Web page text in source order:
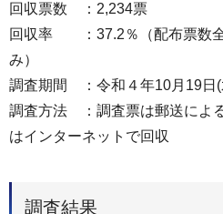
回収票数 ：2,234票
回収率 ：37.2％（配布票数全
み）
調査期間 ：令和４年10月19日(
調査方法 ：調査票は郵送によ
はインターネットで回収
調査結果